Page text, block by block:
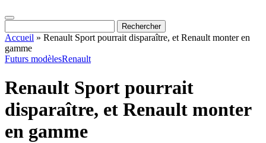
Accueil » Renault Sport pourrait disparaître, et Renault monter en
gamme
Futurs modèlesRenault
Renault Sport pourrait
disparaître, et Renault monter
en gamme